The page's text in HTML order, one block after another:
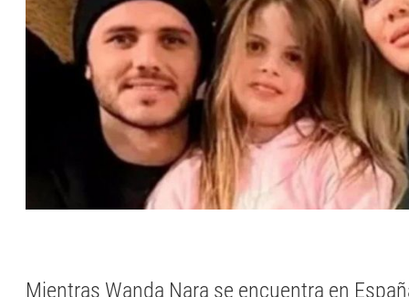
Mientras Wanda Nara se encuentra en